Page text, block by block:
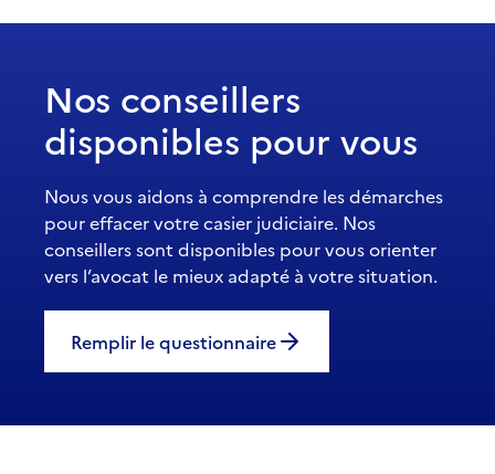
Nos conseillers
disponibles pour vous
Nous vous aidons à comprendre les démarches
pour effacer votre casier judiciaire. Nos
conseillers sont disponibles pour vous orienter
vers l’avocat le mieux adapté à votre situation.
Remplir le questionnaire